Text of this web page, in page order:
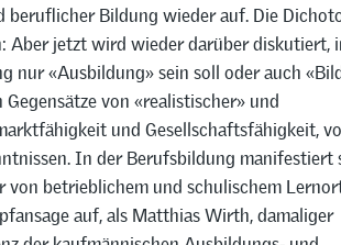
beruflicher Bildung wieder auf. Die
Aber jetzt wird wieder darüber diskutiert,
nur «Ausbildung» sein soll oder auch
von «realistischer» und
und Gesellschaftsfähigkeit,
In der Berufsbildung manifestiert
betrieblichem und schulischem
auf, als Matthias Wirth, damaliger